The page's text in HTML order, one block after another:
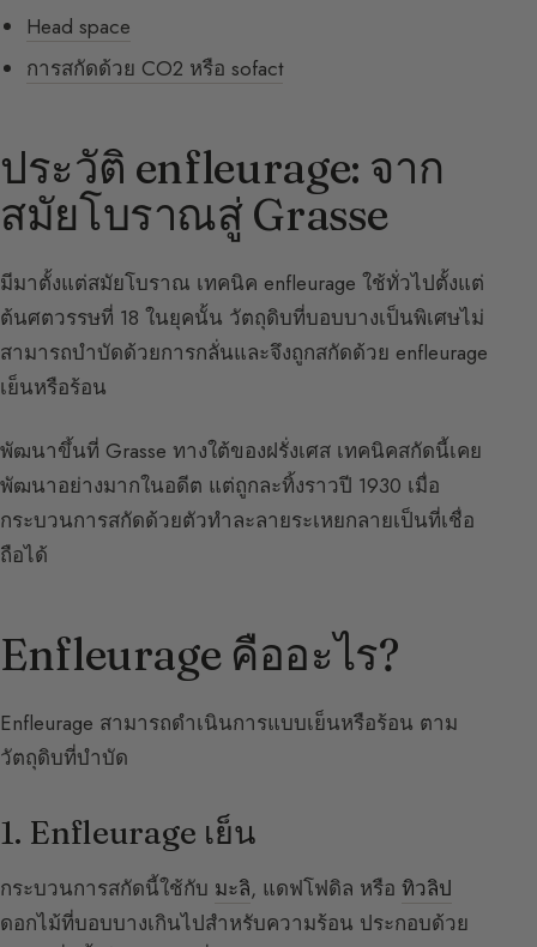
Head space
การสกัดด้วย CO2 หรือ sofact
ประวัติ enfleurage: จาก
สมัยโบราณสู่ Grasse
มีมาตั้งแต่สมัยโบราณ เทคนิค enfleurage ใช้ทั่วไปตั้งแต่
ต้นศตวรรษที่ 18 ในยุคนั้น วัตถุดิบที่บอบบางเป็นพิเศษไม่
สามารถบำบัดด้วยการกลั่นและจึงถูกสกัดด้วย enfleurage
เย็นหรือร้อน
พัฒนาขึ้นที่ Grasse ทางใต้ของฝรั่งเศส เทคนิคสกัดนี้เคย
พัฒนาอย่างมากในอดีต แต่ถูกละทิ้งราวปี 1930 เมื่อ
กระบวนการสกัดด้วยตัวทำละลายระเหยกลายเป็นที่เชื่อ
ถือได้
Enfleurage คืออะไร?
Enfleurage สามารถดำเนินการแบบเย็นหรือร้อน ตาม
วัตถุดิบที่บำบัด
1. Enfleurage เย็น
กระบวนการสกัดนี้ใช้กับ มะลิ, แดฟโฟดิล หรือ ทิวลิป
ดอกไม้ที่บอบบางเกินไปสำหรับความร้อน ประกอบด้วย